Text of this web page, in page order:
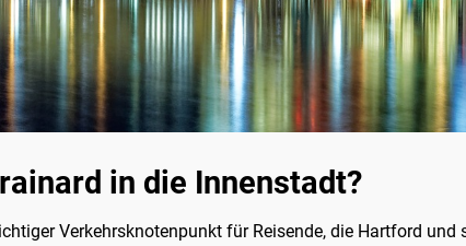
in die Innenstadt?
Verkehrsknotenpunkt für Reisende, die Hartford und